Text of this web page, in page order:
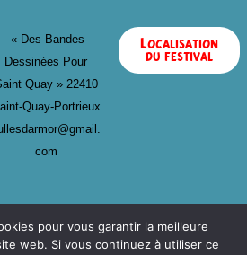
« Des Bandes
Dessinées Pour
Quay » 22410
Quay-Portrieux
com
Localisation
du festival
pour vous garantir la meilleure
web. Si vous continuez à utiliser ce